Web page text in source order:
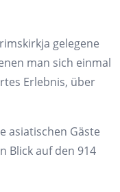
gelegene
man sich einmal
Erlebnis, über
asiatischen Gäste
Blick auf den 914